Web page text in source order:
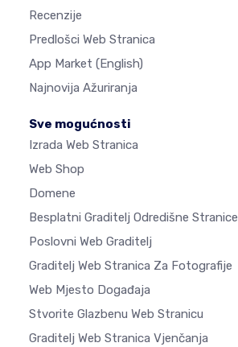
Recenzije
Predlošci Web Stranica
App Market (English)
Najnovija Ažuriranja
Sve mogućnosti
Izrada Web Stranica
Web Shop
Domene
Besplatni Graditelj Odredišne Stranice
Poslovni Web Graditelj
Graditelj Web Stranica Za Fotografije
Web Mjesto Događaja
Stvorite Glazbenu Web Stranicu
Graditelj Web Stranica Vjenčanja